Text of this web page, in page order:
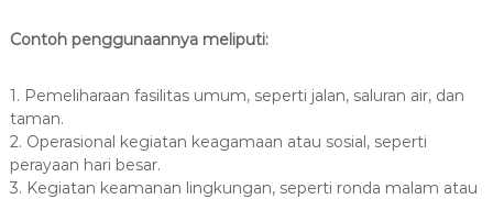
Contoh penggunaannya meliputi:
1. Pemeliharaan fasilitas umum, seperti jalan, saluran air, dan
taman.
2. Operasional kegiatan keagamaan atau sosial, seperti
perayaan hari besar.
3. Kegiatan keamanan lingkungan, seperti ronda malam atau